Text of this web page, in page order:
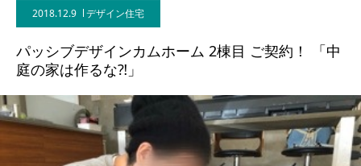
2018.12.9 デザイン住宅
パッシブデザインカムホーム 2棟目 ご契約！ 「中
庭の家は作るな⁈」
BLOG
CONTACT